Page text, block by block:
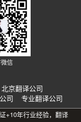
信
北京翻译公司
司 专业翻译公司
+10年行业经验，翻译